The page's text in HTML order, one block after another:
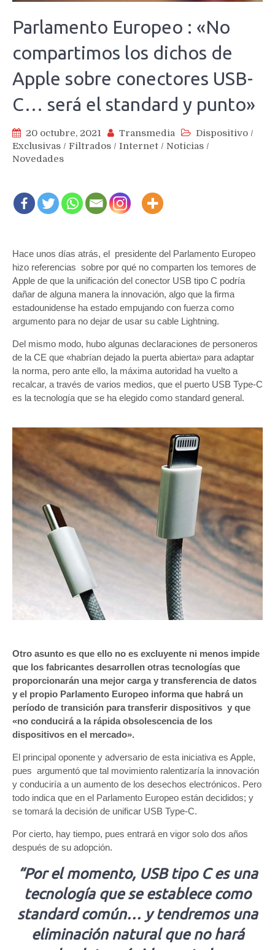
Parlamento Europeo : «No
compartimos los dichos de
Apple sobre conectores USB-
C… será el standard y punto»
20 octubre, 2021 Transmedia Dispositivo /
Exclusivas / Filtrados / Internet / Noticias /
Novedades
Hace unos días atrás, el presidente del Parlamento Europeo
hizo referencias sobre por qué no comparten los temores de
Apple de que la unificación del conector USB tipo C podría
dañar de alguna manera la innovación, algo que la firma
estadounidense ha estado empujando con fuerza como
argumento para no dejar de usar su cable Lightning.
Del mismo modo, hubo algunas declaraciones de personeros
de la CE que «habrían dejado la puerta abierta» para adaptar
la norma, pero ante ello, la máxima autoridad ha vuelto a
recalcar, a través de varios medios, que el puerto USB Type-C
es la tecnología que se ha elegido como standard general.
Otro asunto es que ello no es excluyente ni menos impide
que los fabricantes desarrollen otras tecnologías que
proporcionarán una mejor carga y transferencia de datos
y el propio Parlamento Europeo informa que habrá un
período de transición para transferir dispositivos y que
«no conducirá a la rápida obsolescencia de los
dispositivos en el mercado».
El principal oponente y adversario de esta iniciativa es Apple,
pues argumentó que tal movimiento ralentizaría la innovación
y conduciría a un aumento de los desechos electrónicos. Pero
todo indica que en el Parlamento Europeo están decididos; y
se tomará la decisión de unificar USB Type-C.
Por cierto, hay tiempo, pues entrará en vigor solo dos años
después de su adopción.
“Por el momento, USB tipo C es una
tecnología que se establece como
standard común… y tendremos una
eliminación natural que no hará